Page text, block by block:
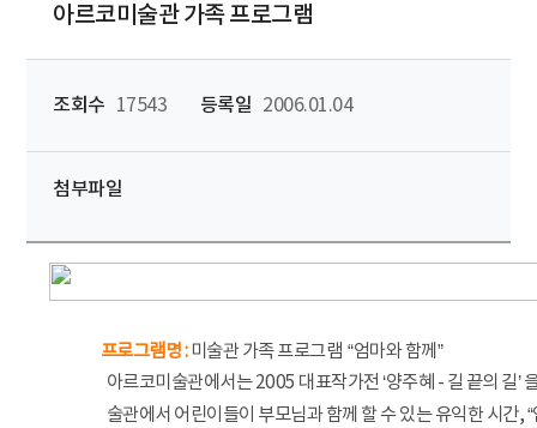
아르코미술관 가족 프로그램
조회수 17543 등록일 2006.01.04
첨부파일
프로그램명 :미술관 가족 프로그램 “엄마와 함께”
아르코미술관에서는 2005 대표작가전 ‘양주혜 - 길 끝의 길’
술관에서 어린이들이 부모님과 함께 할 수 있는 유익한 시간,